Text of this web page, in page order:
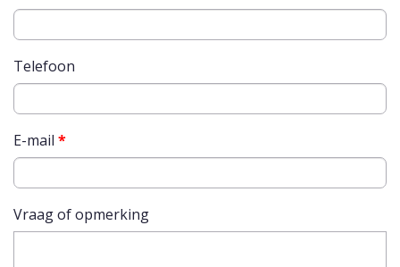
Telefoon
E-mail *
Vraag of opmerking